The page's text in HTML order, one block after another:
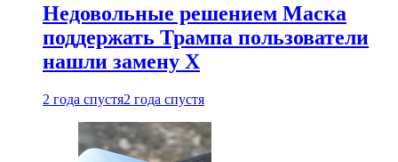
Недовольные решением Маска
поддержать Трампа пользователи
нашли замену X
2 года спустя2 года спустя